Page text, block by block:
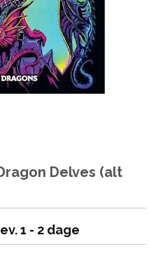
Delves (alt
1 - 2 dage